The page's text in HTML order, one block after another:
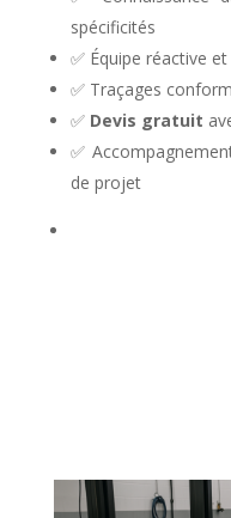
spécificités
✅ Équipe réactive
✅ Traçages
✅ Devis gratuit
✅
de projet